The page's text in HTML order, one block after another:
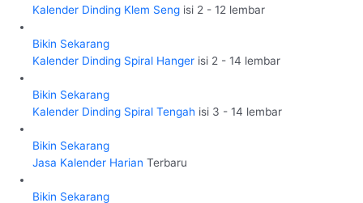
Kalender Dinding Klem Seng isi 2 - 12 lembar
Bikin Sekarang
Kalender Dinding Spiral Hanger isi 2 - 14 lembar
Bikin Sekarang
Kalender Dinding Spiral Tengah isi 3 - 14 lembar
Bikin Sekarang
Jasa Kalender Harian Terbaru
Bikin Sekarang